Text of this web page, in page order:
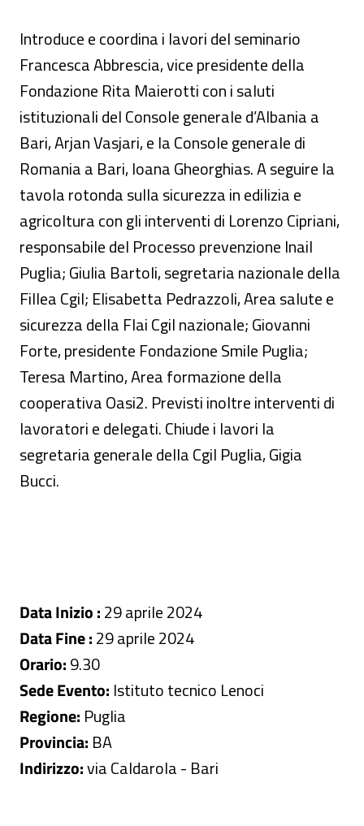
Introduce e coordina i lavori del seminario
Francesca Abbrescia, vice presidente della
Fondazione Rita Maierotti con i saluti
istituzionali del Console generale d’Albania a
Bari, Arjan Vasjari, e la Console generale di
Romania a Bari, Ioana Gheorghias. A seguire la
tavola rotonda sulla sicurezza in edilizia e
agricoltura con gli interventi di Lorenzo Cipriani,
responsabile del Processo prevenzione Inail
Puglia; Giulia Bartoli, segretaria nazionale della
Fillea Cgil; Elisabetta Pedrazzoli, Area salute e
sicurezza della Flai Cgil nazionale; Giovanni
Forte, presidente Fondazione Smile Puglia;
Teresa Martino, Area formazione della
cooperativa Oasi2. Previsti inoltre interventi di
lavoratori e delegati. Chiude i lavori la
segretaria generale della Cgil Puglia, Gigia
Bucci.
Data Inizio :29 aprile 2024
Data Fine :29 aprile 2024
Orario:9.30
Sede Evento: Istituto tecnico Lenoci
Regione: Puglia
Provincia: BA
Indirizzo:via Caldarola - Bari